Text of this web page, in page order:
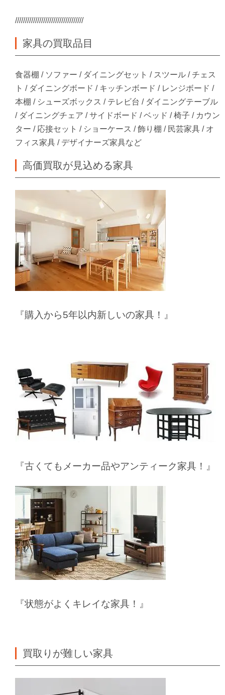
//////////////////////////////////
家具の買取品目
食器棚 / ソファー / ダイニングセット / スツール / チェス
ト / ダイニングボード / キッチンボード / レンジボード /
本棚 / シューズボックス / テレビ台 / ダイニングテーブル
/ ダイニングチェア / サイドボード / ベッド / 椅子 / カウン
ター / 応接セット / ショーケース / 飾り棚 / 民芸家具 / オ
フィス家具 / デザイナーズ家具など
高価買取が見込める家具
『購入から5年以内新しいの家具！』
『古くてもメーカー品やアンティーク家具！』
『状態がよくキレイな家具！』
買取りが難しい家具